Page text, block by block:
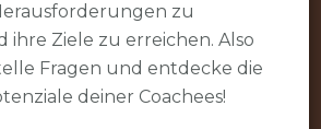
zu
Ziele zu erreichen. Also
Fragen und entdecke die
deiner Coachees!